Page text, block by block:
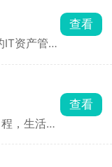
资产管理
查看
，生活工
查看